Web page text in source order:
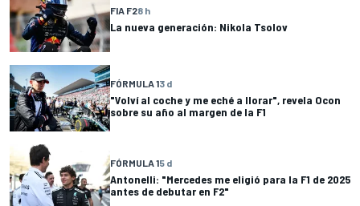
FIA F28 h
La nueva generación: Nikola Tsolov
FÓRMULA 13 d
"Volví al coche y me eché a llorar", revela Ocon
sobre su año al margen de la F1
FÓRMULA 15 d
Antonelli: "Mercedes me eligió para la F1 de 2025
antes de debutar en F2"